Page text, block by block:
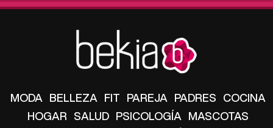
MODA BELLEZA FIT PAREJA PADRES COCINA
HOGAR SALUD PSICOLOGÍA MASCOTAS